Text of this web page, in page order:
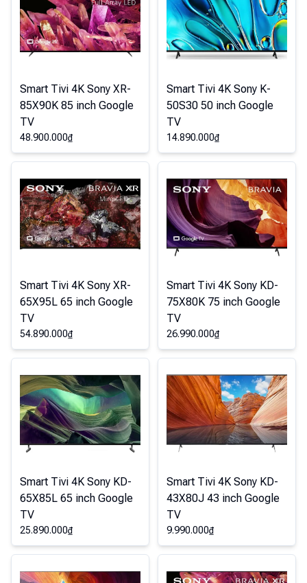
Smart Tivi 4K Sony XR-
85X90K 85 inch Google
TV
48.900.000₫
Smart Tivi 4K Sony K-
50S30 50 inch Google
TV
14.890.000₫
Smart Tivi 4K Sony XR-
65X95L 65 inch Google
TV
54.890.000₫
Smart Tivi 4K Sony KD-
75X80K 75 inch Google
TV
26.990.000₫
Smart Tivi 4K Sony KD-
65X85L 65 inch Google
TV
25.890.000₫
Smart Tivi 4K Sony KD-
43X80J 43 inch Google
TV
9.990.000₫